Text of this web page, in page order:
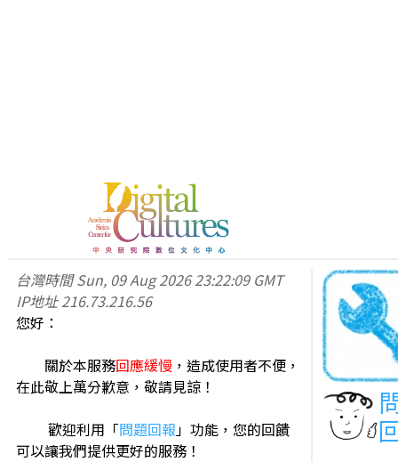
台灣時間Sun, 09 Aug 2026 23:22:09 GMT
IP地址216.73.216.56
您好：
關於本服務回應緩慢 ，造成使用者不便，
在此敬上萬分歉意，敬請見諒！
歡迎利用「問題回報」功能，您的回饋
可以讓我們提供更好的服務！